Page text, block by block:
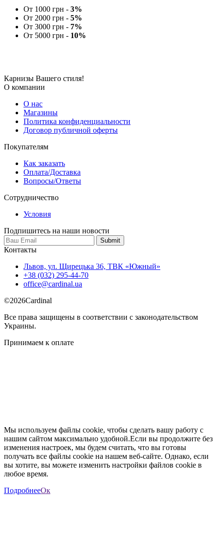
От 1000 грн - 3%
От 2000 грн - 5%
От 3000 грн - 7%
От 5000 грн - 10%
Карнизы Вашего стиля!
О компании
О нас
Магазины
Политика конфиденциальности
Договор публичной оферты
Покупателям
Как заказать
Оплата/Доставка
Вопросы/Ответы
Сотрудничество
Условия
Подпишитесь на наши новости
Контакты
Львов, ул. Щирецька 36, ТВК «Южный»
+38 (032) 295-44-70
office@cardinal.ua
©2026Cardinal
Все права защищены в соответствии с законодательством
Украины.
Принимаем к оплате
Мы используем файлы cookie, чтобы сделать вашу работу с
нашим сайтом максимально удобной.Если вы продолжите без
изменения настроек, мы будем считать, что вы готовы
получать все файлы cookie на нашем веб-сайте. Однако, если
вы хотите, вы можете изменить настройки файлов cookie в
любое время.
ПодробнееОк